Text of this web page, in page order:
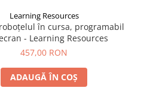
Learning Resources
roboțelul în cursa, programabil
- Learning Resources
457,00 RON
ADAUGĂ ÎN COȘ